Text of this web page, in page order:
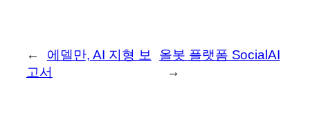
←
에델만, AI 지형 보
고서
올봇 플랫폼 SocialAI
→